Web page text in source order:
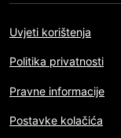
Uvjeti korištenja
Politika privatnosti
Pravne informacije
Postavke kolačića